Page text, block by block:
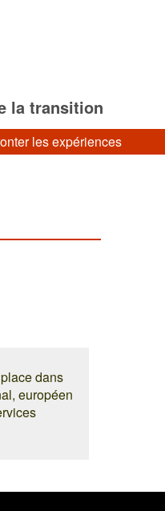
la transition
les expériences
dans
européen